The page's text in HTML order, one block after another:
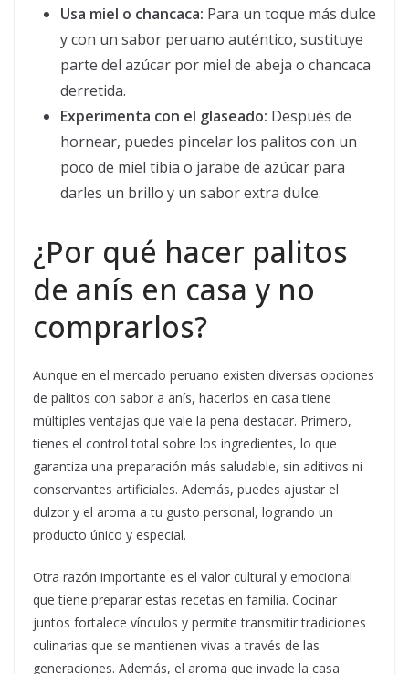
Usa miel o chancaca: Para un toque más dulce
y con un sabor peruano auténtico, sustituye
parte del azúcar por miel de abeja o chancaca
derretida.
Experimenta con el glaseado: Después de
hornear, puedes pincelar los palitos con un
poco de miel tibia o jarabe de azúcar para
darles un brillo y un sabor extra dulce.
¿Por qué hacer palitos
de anís en casa y no
comprarlos?
Aunque en el mercado peruano existen diversas opciones
de palitos con sabor a anís, hacerlos en casa tiene
múltiples ventajas que vale la pena destacar. Primero,
tienes el control total sobre los ingredientes, lo que
garantiza una preparación más saludable, sin aditivos ni
conservantes artificiales. Además, puedes ajustar el
dulzor y el aroma a tu gusto personal, logrando un
producto único y especial.
Otra razón importante es el valor cultural y emocional
que tiene preparar estas recetas en familia. Cocinar
juntos fortalece vínculos y permite transmitir tradiciones
culinarias que se mantienen vivas a través de las
generaciones. Además, el aroma que invade la casa